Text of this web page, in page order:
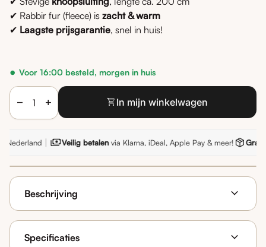
✔ Rabbir fur (fleece) is zacht & warm
✔ Laagste prijsgarantie, snel in huis!
Voor 16:00 besteld, morgen in huis
Hoeveelheid verlagen voor
remove
Verhoog de hoeveelheid voor
add shopping_cart In mijn winkelwagen
| Veilig betalenvia Klarna, iDeal, Apple Pay & meer! Gratis
Beschrijving expand_more
Specificaties expand_more